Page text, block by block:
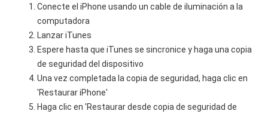
Conecte el iPhone usando un cable de iluminación a la
computadora
Lanzar iTunes
Espere hasta que iTunes se sincronice y haga una copia
de seguridad del dispositivo
Una vez completada la copia de seguridad, haga clic en
'Restaurar iPhone'
Haga clic en 'Restaurar desde copia de seguridad de